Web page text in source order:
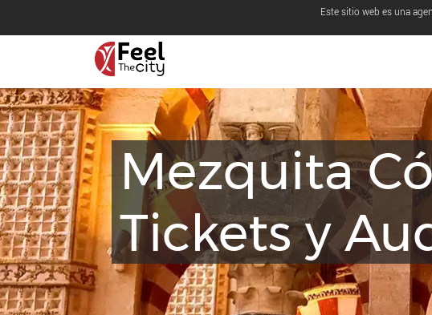
Este sitio web es una
Mezquita
Tickets y